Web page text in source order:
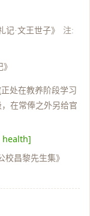
记·文王世子》
注:
处在教养阶段学习
在常俸之外另给官
health]
校昌黎先生集》